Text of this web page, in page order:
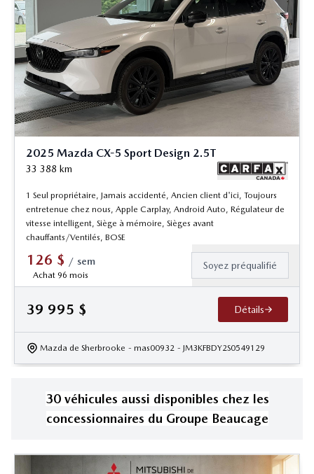
2025 Mazda CX-5 Sport Design 2.5T
33 388 km
1 Seul propriétaire, Jamais accidenté, Ancien client d'ici, Toujours
entretenue chez nous, Apple Carplay, Android Auto, Régulateur de
vitesse intelligent, Siège à mémoire, Sièges avant
chauffants/Ventilés, BOSE
126 $ / sem
Achat 96 mois
Soyez préqualifié
39 995 $ Détails
Mazda de Sherbrooke - mas00932 - JM3KFBDY2S0549129
30 véhicules aussi disponibles chez les
concessionnaires du Groupe Beaucage